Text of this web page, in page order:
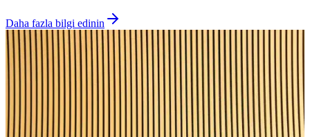
Daha fazla bilgi edinin